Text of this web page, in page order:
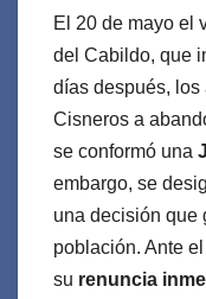
El 20 de mayo el
del Cabildo, que
días después, los
Cisneros a
se conformó una
embargo, se
una decisión que
población. Ante
su renuncia